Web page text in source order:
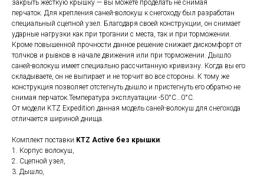
закрыть жесткую крышку — вы можете проделать не снимая
перчаток. Для крепления саней-волокуш к снегоходу был разработан
специальный сцепной узел. Благодаря своей конструкции, он снимает
ударные нагрузки как при трогании с места, так и при торможении.
Кроме повышенной прочности данное решение снижает дискомфорт от
толчков и рывков в начале движения или при торможении. Дышло
саней-волокуш имеет специально рассчитанную кривизну. Когда вы его
складываете, он не выпирает и не торчит во все стороны. К тому же
конструкция позволяет отстегнуть дышло и пристегнуть его обратно не
снимая перчаток.Температура эксплуатации -50°С…0°С.
От модели KTZ Expedition данная модель саней-волокуш для снегохода
отличается шириной днища.
Комплект поставки KTZ Active без крышки:
1. Корпус волокуш,
2. Сцепной узел,
3. Дышло,